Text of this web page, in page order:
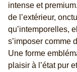
intense et
de l’extérieur,
qu’intemporelles,
s’imposer comme
Une forme
plaisir à l’état pur